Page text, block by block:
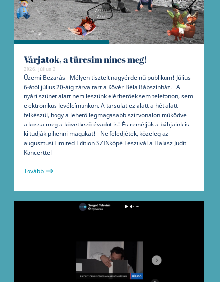
Várjatok, a türcsim nincs meg!
2026. július 2
Üzemi Bezárás Mélyen tisztelt nagyérdemű publikum! Július
6-ától július 20-áig zárva tart a Kövér Béla Bábszínház. A
nyári szünet alatt nem leszünk elérhetőek sem telefonon, sem
elektronikus levélcímünkön. A társulat ez alatt a hét alatt
felkészül, hogy a lehető legmagasabb szinvonalon működve
alkossa meg a következő évadot is! És reméljük a bábjaink is
ki tudják pihenni magukat! Ne feledjétek, közeleg az
augusztusi Limited Edition SZINkópé Fesztivál a Halász Judit
Koncerttel
Tovább